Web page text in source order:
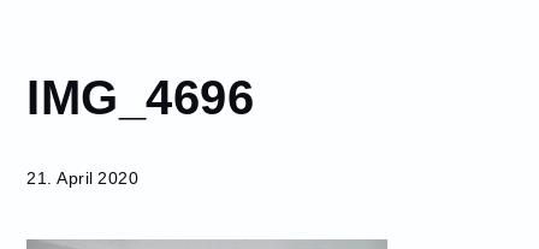
Home
IMG_4696
IMG_4696
21. April 2020